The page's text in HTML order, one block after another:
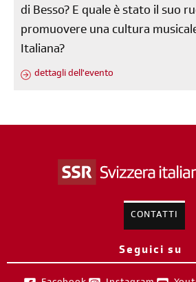
di Besso? E quale è stato il suo
promuovere una cultura
Italiana?
dettagli dell'evento
CONTATTI
Seguici su